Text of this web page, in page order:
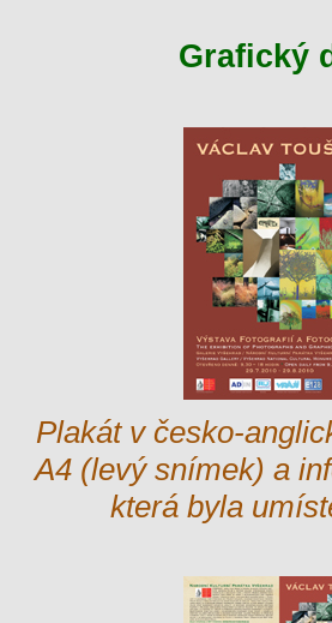
Grafický
Plakát v česko-
A4 (levý snímek) a
která byla